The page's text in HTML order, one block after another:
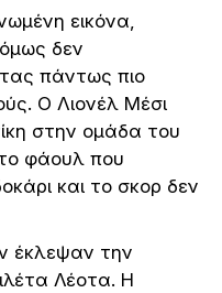
εικόνα,
δεν
πάντως πιο
Ο Λιονέλ Μέσι
στην ομάδα του
φάουλ που
και το σκορ δεν
έκλεψαν την
Λέοτα. Η